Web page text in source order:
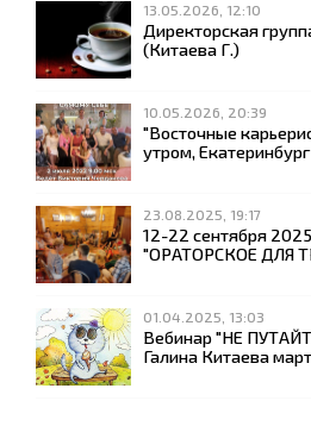
13.05.2026, 12:10
Директорская
(Китаева Г.)
10.05.2026, 20:39
"Восточные
утром,
23.08.2025, 19:17
12-22 сентября
"ОРАТОРСКОЕ ДЛЯ
01.04.2025, 13:03
Вебинар "НЕ
Галина Китаева